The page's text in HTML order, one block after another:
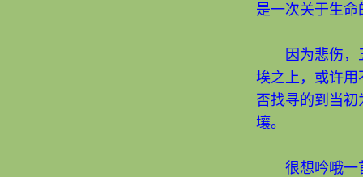
是一次关于生命
因为悲伤，五
埃之上，或许
否找寻的到当
壤。
很想吟哦一首